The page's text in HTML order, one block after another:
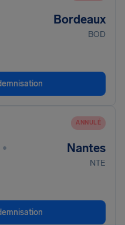
Bordeaux
BOD
ANNULÉ
• Nantes
NTE